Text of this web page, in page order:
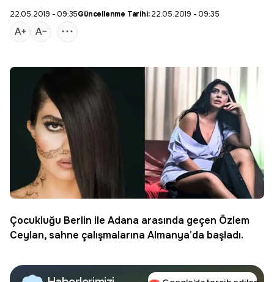
22.05.2019 - 09:35Güncellenme Tarihi:22.05.2019 - 09:35
Çocukluğu Berlin ile Adana arasında geçen Özlem
Ceylan, sahne çalışmalarına Almanya’da başladı.